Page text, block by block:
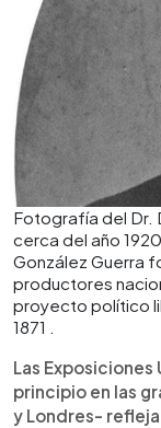
Fotografía del Dr.
cerca del año
González Guerra
productores
proyecto político
1871 .
Las
principio en las
y Londres-